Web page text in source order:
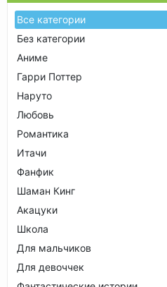
Все категории
Без категории
Аниме
Гарри Поттер
Наруто
Любовь
Романтика
Итачи
Фанфик
Шаман Кинг
Акацуки
Школа
Для мальчиков
Для девоччек